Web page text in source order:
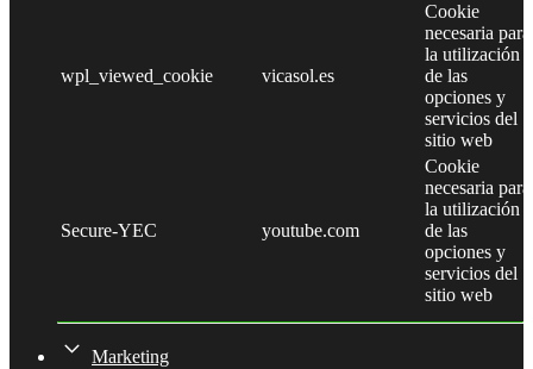
wpl_viewed_cookie vicasol.es
Cookie
necesaria para
la utilización
de las
opciones y
servicios del
sitio web
Secure-YEC youtube.com
Cookie
necesaria para
la utilización
de las
opciones y
servicios del
sitio web
Marketing